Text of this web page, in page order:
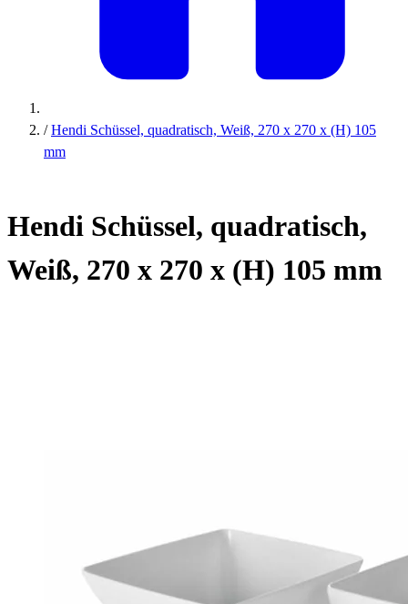
/ Hendi Schüssel, quadratisch, Weiß, 270 x 270 x (H) 105
mm
Hendi Schüssel, quadratisch,
Weiß, 270 x 270 x (H) 105 mm